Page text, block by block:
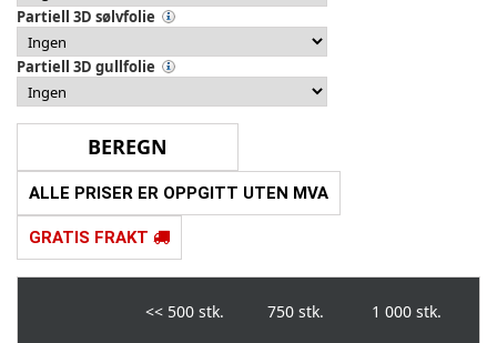
Partiell 3D sølvfolie
Partiell 3D gullfolie
ALLE PRISER ER OPPGITT UTEN MVA
GRATIS FRAKT
<< 500 stk. 750 stk. 1 000 stk.